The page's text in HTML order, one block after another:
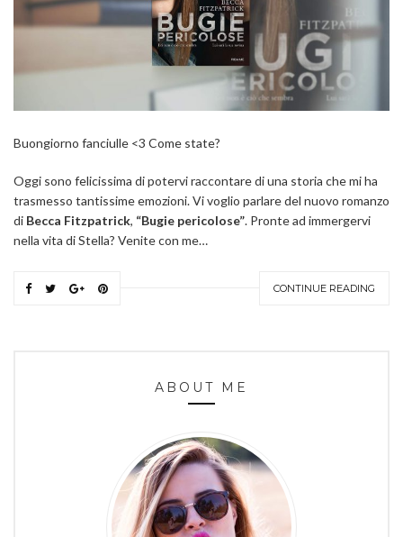
Buongiorno fanciulle <3 Come state?
Oggi sono felicissima di potervi raccontare di una storia che mi ha
trasmesso tantissime emozioni. Vi voglio parlare del nuovo romanzo
di Becca Fitzpatrick, “Bugie pericolose”. Pronte ad immergervi
nella vita di Stella? Venite con me…
CONTINUE READING
ABOUT ME